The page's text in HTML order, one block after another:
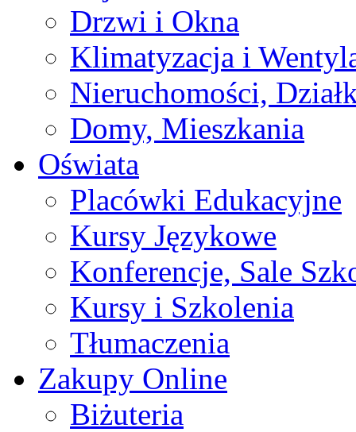
Drzwi i Okna
Klimatyzacja i
Nieruchomości,
Domy, Mieszkania
Oświata
Placówki Edukacyjne
Kursy Językowe
Konferencje, Sale
Kursy i Szkolenia
Tłumaczenia
Zakupy Online
Biżuteria